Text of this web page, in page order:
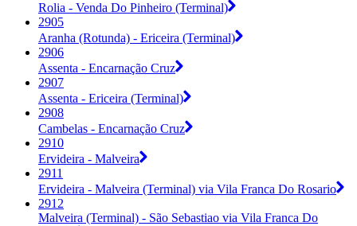
Rolia - Venda Do Pinheiro (Terminal)
2905
Aranha (Rotunda) - Ericeira (Terminal)
2906
Assenta - Encarnação Cruz
2907
Assenta - Ericeira (Terminal)
2908
Cambelas - Encarnação Cruz
2910
Ervideira - Malveira
2911
Ervideira - Malveira (Terminal) via Vila Franca Do Rosario
2912
Malveira (Terminal) - São Sebastiao via Vila Franca Do